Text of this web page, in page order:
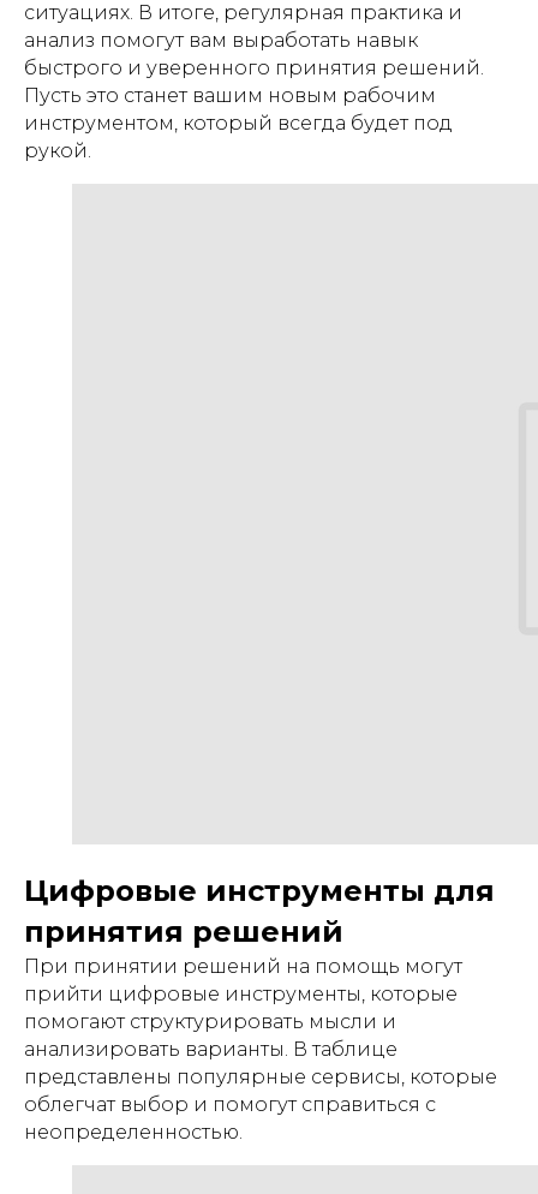
ситуациях. В итоге, регулярная практика и
анализ помогут вам выработать навык
быстрого и уверенного принятия решений.
Пусть это станет вашим новым рабочим
инструментом, который всегда будет под
рукой.
Цифровые инструменты для
принятия решений
При принятии решений на помощь могут
прийти цифровые инструменты, которые
помогают структурировать мысли и
анализировать варианты. В таблице
представлены популярные сервисы, которые
облегчат выбор и помогут справиться с
неопределенностью.